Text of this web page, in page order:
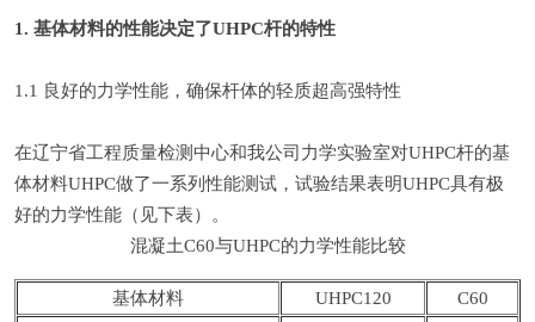
1. 基体材料的性能决定了UHPC杆的特性
1.1 良好的力学性能，确保杆体的轻质超高强特性
在辽宁省工程质量检测中心和我公司力学实验室对UHPC杆的基
体材料UHPC做了一系列性能测试，试验结果表明UHPC具有极
好的力学性能（见下表）。
混凝土C60与UHPC的力学性能比较
基体材料 UHPC120
C60